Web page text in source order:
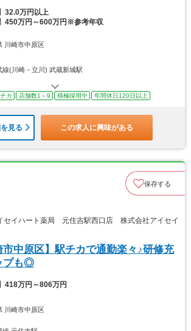
32.0万円以上
】450万円～600万円※参考年収
川崎市中原区
線(川崎－立川) 武蔵新城駅
カ 店舗数1～9 積極採用中 年間休日120日以上
見る この求人に興味がある
保存する
イハート薬局 元住吉駅西口店 株式会社アイセイ
市中原区】駅チカで通勤楽々♪研修充
プも◎
418万円～806万円
川崎市中原区